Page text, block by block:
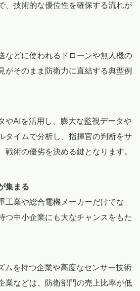
、技術的な優位性を確保する流れが
などに使われるドローンや無人機の
がそのまま防衛力に直結する典型例
やAIを活用し、膨大な監視データや
タイムで分析し、指揮官の判断をサ
戦術の優劣を決める鍵となります。
集まる
工業や総合電機メーカーだけでな
つ中小企業にも大なチャンスをもた
ムを持つ企業や高度なセンサー技術
業などは、防衛部門の売上比率が低